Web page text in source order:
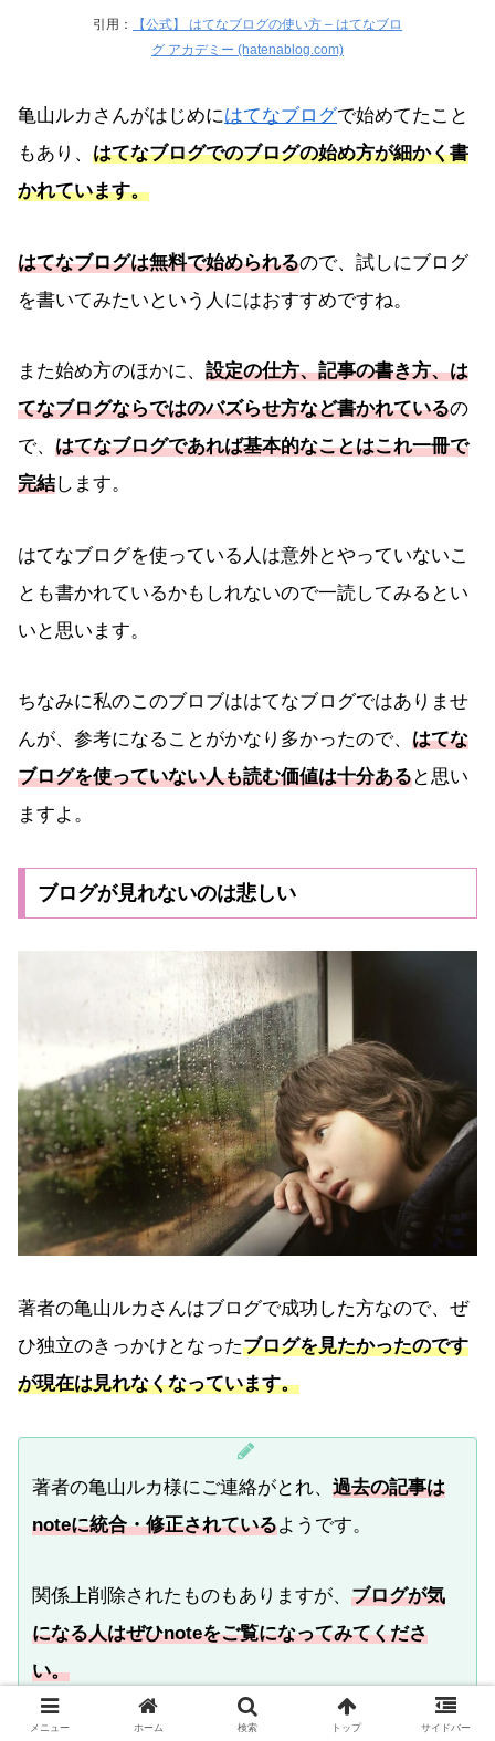
引用：
【公式】 はてなブログの使い方 – はてなブロ
グ アカデミー (hatenablog.com)
亀山ルカさんがはじめにはてなブログで始めてたこと
もあり、 はてなブログでのブログの始め方が細かく書
かれています。
はてなブログは無料で始められるので、試しにブログ
を書いてみたいという人にはおすすめですね。
また始め方のほかに、 設定の仕方、記事の書き方、は
てなブログならではのバズらせ方など書かれているの
で、 はてなブログであれば基本的なことはこれ一冊で
完結します。
はてなブログを使っている人は意外とやっていないこ
とも書かれているかもしれないので一読してみるとい
いと思います。
ちなみに私のこのブロブははてなブログではありませ
んが、参考になることがかなり多かったので、 はてな
ブログを使っていない人も読む価値は十分あると思い
ますよ。
ブログが見れないのは悲しい
著者の亀山ルカさんはブログで成功した方なので、ぜ
ひ独立のきっかけとなったブログを見たかったのです
が現在は見れなくなっています。
著者の亀山ルカ様にご連絡がとれ、 過去の記事は
noteに統合・修正されているようです。
関係上削除されたものもありますが、 ブログが気
になる人はぜひnoteをご覧になってみてくださ
い。
メニュー ホーム 検索 トップ サイドバー